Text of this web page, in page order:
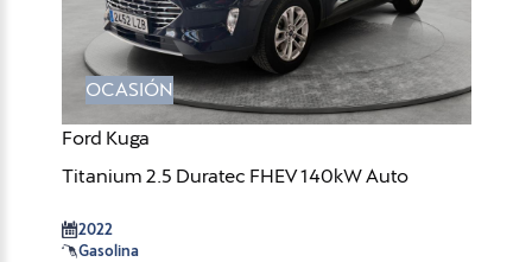
OCASIÓN
Ford Kuga
Titanium 2.5 Duratec FHEV 140kW Auto
2022
Gasolina